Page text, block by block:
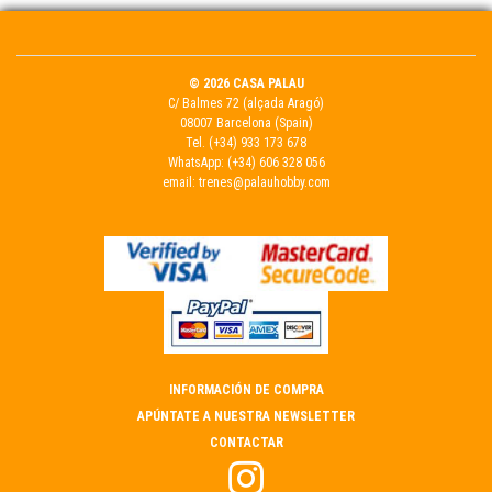
© 2026 CASA PALAU
C/ Balmes 72 (alçada Aragó)
08007 Barcelona (Spain)
Tel. (+34) 933 173 678
WhatsApp: (+34) 606 328 056
email: trenes@palauhobby.com
INFORMACIÓN DE COMPRA
APÚNTATE A NUESTRA NEWSLETTER
CONTACTAR